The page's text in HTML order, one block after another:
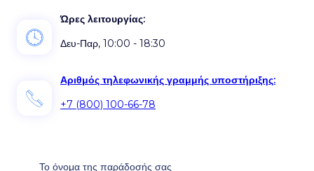
Ώρες λειτουργίας:
Δευ-Παρ, 10:00 - 18:30
Αριθμός τηλεφωνικής γραμμής υποστήριξης:
+7 (800) 100-66-78